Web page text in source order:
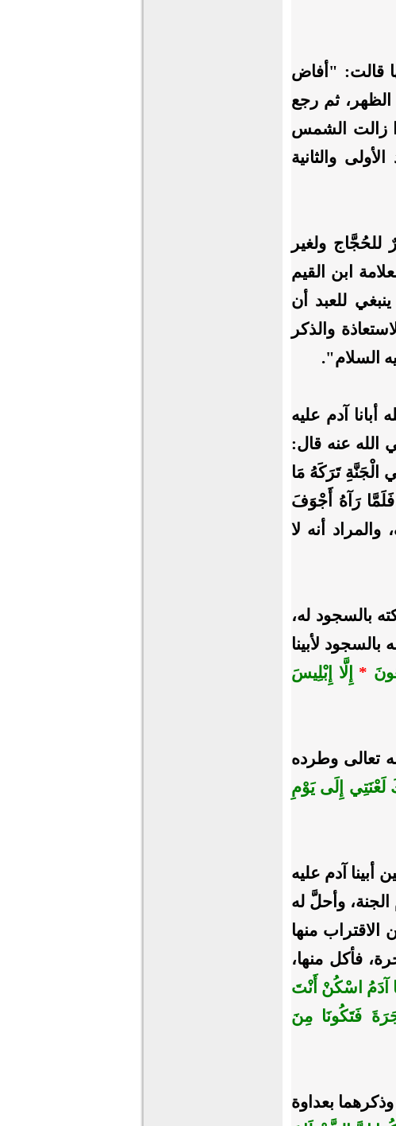
قالت: "أفاض
ثم رجع
زالت الشمس
والثانية
للحُجَّاج ولغير
ابن القيم
للعبد أن
والذكر
السلام".
أبانا آدم عليه
عنه قال:
الْجَنَّةِ تَرَكَهُ مَا
رَآهُ أَجْوَفَ
أنه لا
بالسجود له،
لأبينا
* إِلَّا إِبْلِيسَ
تعالى وطرده
لَعْنَتِي إِلَى يَوْمِ
آدم عليه
وأحلَّ له
منها
فأكل منها،
آدَمُ اسْكُنْ أَنْتَ
فَتَكُونَا مِنَ
بعداوة